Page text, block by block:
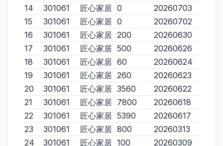
14
301061 匠心家居 0
20260703
15
301061 匠心家居 0
20260702
16
301061 匠心家居 200
20260630
17
301061 匠心家居 500
20260626
18
301061 匠心家居 60
20260624
19
301061 匠心家居 260
20260623
20
301061 匠心家居 3560
20260622
21
301061 匠心家居 7800
20260618
22
301061 匠心家居 5390
20260617
23
301061 匠心家居 800
20260313
24
301061 匠心家居 100
20260309